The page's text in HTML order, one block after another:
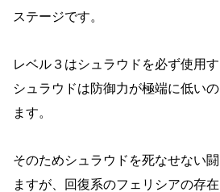
ステージです。
レベル３はシュラウドを必ず使用
シュラウドは防御力が極端に低い
ます。
そのためシュラウドを死なせない
ますが、回復系のフェリシアの存